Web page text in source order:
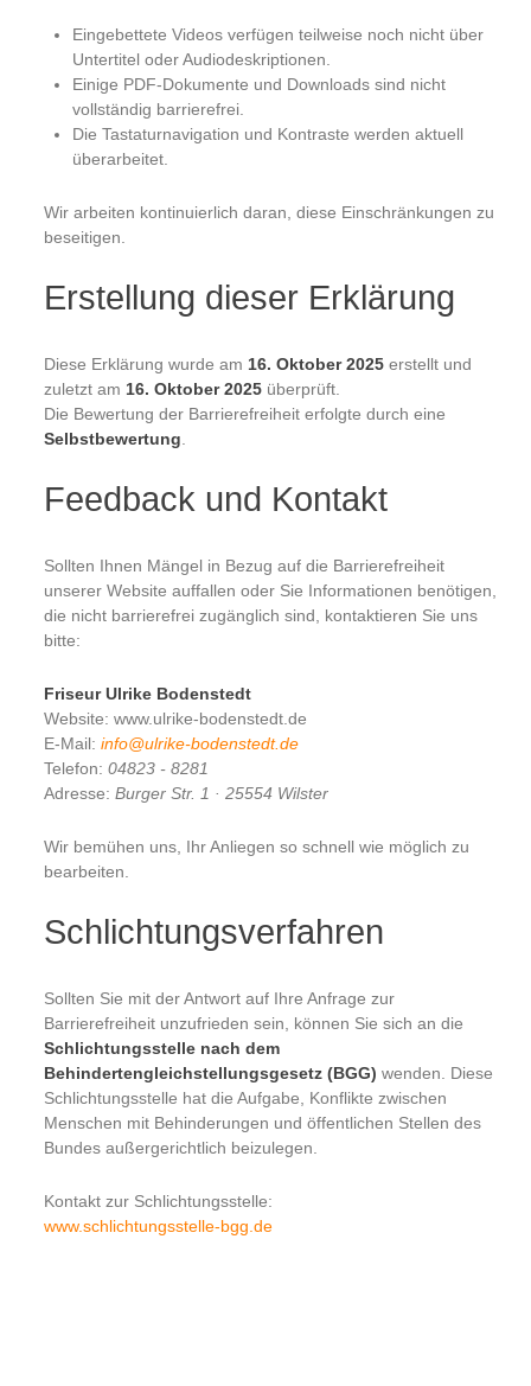
Eingebettete Videos verfügen teilweise noch nicht über
Untertitel oder Audiodeskriptionen.
Einige PDF-Dokumente und Downloads sind nicht
vollständig barrierefrei.
Die Tastaturnavigation und Kontraste werden aktuell
überarbeitet.
Wir arbeiten kontinuierlich daran, diese Einschränkungen zu
beseitigen.
Erstellung dieser Erklärung
Diese Erklärung wurde am 16. Oktober 2025 erstellt und
zuletzt am 16. Oktober 2025 überprüft.
Die Bewertung der Barrierefreiheit erfolgte durch eine
Selbstbewertung
Feedback und Kontakt
Sollten Ihnen Mängel in Bezug auf die Barrierefreiheit
unserer Website auffallen oder Sie Informationen benötigen,
die nicht barrierefrei zugänglich sind, kontaktieren Sie uns
bitte:
Friseur Ulrike Bodenstedt
Website: www.ulrike-bodenstedt.de
E-Mail: info@ulrike-bodenstedt.de
Telefon: 04823 - 8281
Adresse: Burger Str. 1 · 25554 Wilster
Wir bemühen uns, Ihr Anliegen so schnell wie möglich zu
bearbeiten.
Schlichtungsverfahren
Sollten Sie mit der Antwort auf Ihre Anfrage zur
Barrierefreiheit unzufrieden sein, können Sie sich an die
Schlichtungsstelle nach dem
Behindertengleichstellungsgesetz (BGG) wenden. Diese
Schlichtungsstelle hat die Aufgabe, Konflikte zwischen
Menschen mit Behinderungen und öffentlichen Stellen des
Bundes außergerichtlich beizulegen.
Kontakt zur Schlichtungsstelle:
www.schlichtungsstelle-bgg.de